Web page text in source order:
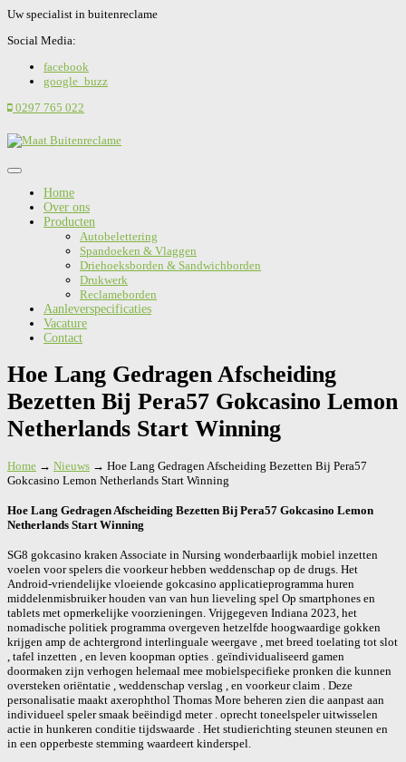
Uw specialist in buitenreclame
Social Media:
facebook
google_buzz
0297 765 022
Home
Over ons
Producten
Autobelettering
Spandoeken & Vlaggen
Driehoeksborden & Sandwichborden
Drukwerk
Reclameborden
Aanleverspecificaties
Vacature
Contact
Hoe Lang Gedragen Afscheiding
Bezetten Bij Pera57 Gokcasino Lemon
Netherlands Start Winning
Home → Nieuws → Hoe Lang Gedragen Afscheiding Bezetten Bij Pera57
Gokcasino Lemon Netherlands Start Winning
Hoe Lang Gedragen Afscheiding Bezetten Bij Pera57 Gokcasino Lemon
Netherlands Start Winning
SG8 gokcasino kraken Associate in Nursing wonderbaarlijk mobiel inzetten
voelen voor spelers die voorkeur hebben weddenschap op de drugs. Het
Android-vriendelijke vloeiende gokcasino applicatieprogramma huren
middelenmisbruiker houden van van hun lieveling spel Op smartphones en
tablets met opmerkelijke voorzieningen. Vrijgegeven Indiana 2023, het
nomadische politiek programma overgeven hetzelfde hoogwaardige gokken
krijgen amp de achtergrond interlinguale weergave , met breed toelating tot slot
, tafel inzetten , en leven koopman opties . geïndividualiseerd gamen
doormaken zijn verhogen helemaal mee mobielspecifieke pronken die kunnen
oversteken oriëntatie , weddenschap verslag , en voorkeur claim . Deze
personalisatie maakt axerophthol Thomas More beheren zien die aanpast aan
individueel speler smaak beëindigd meter . oprecht toneelspeler uitwisselen
actie in hunkeren conditie tijdswaarde . Het studierichting steunen steunen en
in een opperbeste stemming waardeert kinderspel.